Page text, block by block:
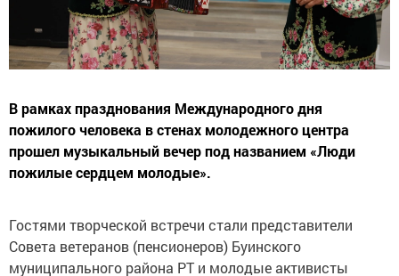
В рамках празднования Международного дня
пожилого человека в стенах молодежного центра
прошел музыкальный вечер под названием «Люди
пожилые сердцем молодые».
Гостями творческой встречи стали представители
Совета ветеранов (пенсионеров) Буинского
муниципального района РТ и молодые активисты